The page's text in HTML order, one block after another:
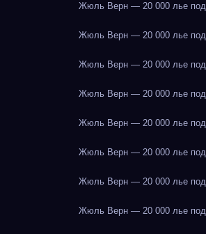
Жюль Верн — 20 000 лье под
Жюль Верн — 20 000 лье под
Жюль Верн — 20 000 лье под
Жюль Верн — 20 000 лье под
Жюль Верн — 20 000 лье под
Жюль Верн — 20 000 лье под
Жюль Верн — 20 000 лье под
Жюль Верн — 20 000 лье под